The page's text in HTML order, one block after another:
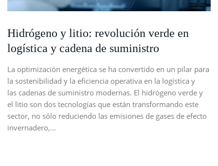
Hidrógeno y litio: revolución verde en
logística y cadena de suministro
La optimización energética se ha convertido en un pilar para
la sostenibilidad y la eficiencia operativa en la logística y
las cadenas de suministro modernas. El hidrógeno verde y
el litio son dos tecnologías que están transformando este
sector, no sólo reduciendo las emisiones de gases de efecto
invernadero,…